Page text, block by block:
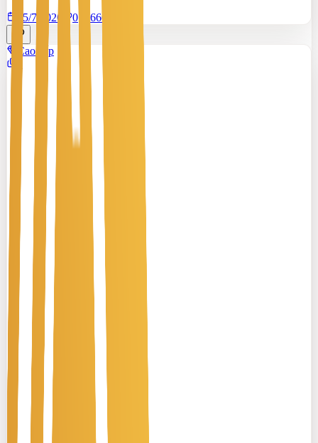
15/7/2026 0| 660
Cao cấp